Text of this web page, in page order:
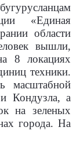
«Единая
области
вышли,
8 локациях
техники.
масштабной
Кондузла, а
на зеленых
города. На